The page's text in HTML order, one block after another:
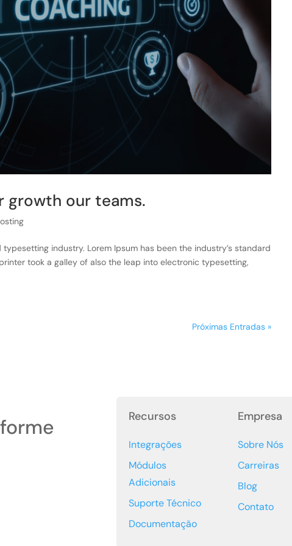
growth our teams.
industry. Lorem Ipsum has been the industry’s standard
took a galley of also the leap into electronic typesetting,
Próximas Entradas »
Recursos
Integrações
Módulos
Adicionais
Suporte Técnico
Documentação
Empresa
Sobre Nós
Carreiras
Blog
Contato